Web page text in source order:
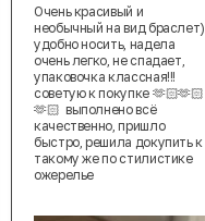
Очень красивый и
необычный на вид браслет)
удобно носить, надела
очень легко, не спадает,
упаковочка классная!!!
советую к покупке 🫶🏻🫶🏻
🫶🏻 выполнено всë
качественно, пришло
быстро, решила докупить к
такому же по стилистике
ожерелье